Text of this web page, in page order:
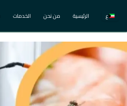
ع الرئيسية من نحن الخدمات